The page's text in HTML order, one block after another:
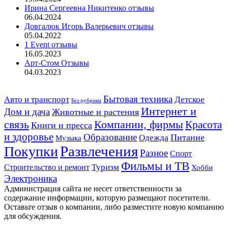
Ирина Сергеевна Никитенко отзывы
06.04.2024
Довгалюк Игорь Валерьевич отзывы
05.04.2022
1 Event отзывы
16.05.2023
Арт-Стом Отзывы
04.03.2023
Авто и транспорт Без рубрики Бытовая техника Детское
Дом и дача Животные и растения Интернет и
связь Книги и пресса Компании, фирмыКрасота
и здоровье Музыка Образование Одежда Питание
ПокупкиРазвлеченияРазное Спорт
Строительство и ремонт Туризм Фильмы и ТВ Хобби
Электроника
Администрация сайта не несет ответственности за
содержание информации, которую размещают посетители.
Оставьте отзыв о компании, либо разместите новую компанию
для обсуждения.